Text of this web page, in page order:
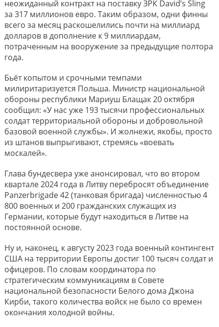
неожиданный контракт на поставку ЗРК David’s Sling
за 317 миллионов евро. Таким образом, одни финны
всего за месяц раскошелились почти на миллиард
долларов в дополнение к 9 миллиардам,
потраченным на вооружение за предыдущие полтора
года.
Бьёт копытом и срочными темпами
милиритаризуется Польша. Министр национальной
обороны республики Мариуш Блащак 20 октября
сообщил: «У нас уже 193 тысячи профессиональных
солдат территориальной обороны и добровольной
базовой военной службы». И жолнежи, якобы, просто
из штанов выпрыгивают, стремясь «воевать
москалей».
Глава бундесвера уже анонсировал, что во втором
квартале 2024 года в Литву перебросят объединение
Panzerbrigade 42 (танковая бригада) численностью 4
800 военных и 200 гражданских служащих из
Германии, которые будут находиться в Литве на
постоянной основе.
Ну и, наконец, к августу 2023 года военный контингент
США на территории Европы достиг 100 тысяч солдат и
офицеров. По словам координатора по
стратегическим коммуникациям в Совете
национальной безопасности Белого дома Джона
Кирби, такого количества войск не было со времен
окончания холодной войны.